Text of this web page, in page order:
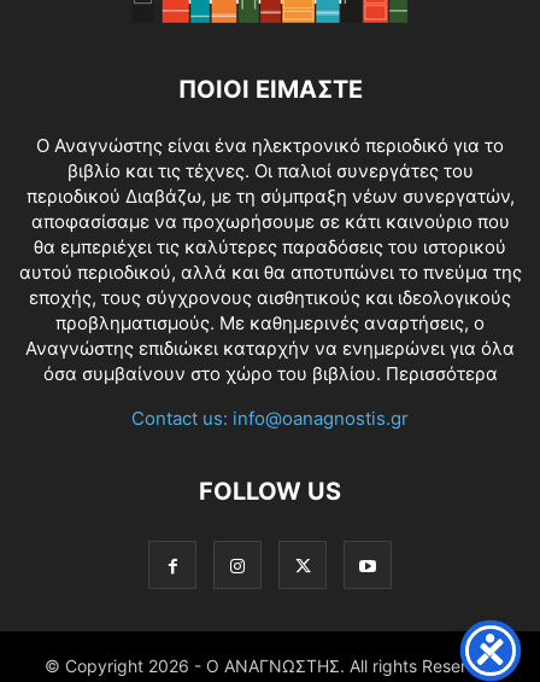
ΠΟΙΟΙ ΕΙΜΑΣΤΕ
O Αναγνώστης είναι ένα ηλεκτρονικό περιοδικό για το
βιβλίο και τις τέχνες. Οι παλιοί συνεργάτες του
περιοδικού Διαβάζω, με τη σύμπραξη νέων συνεργατών,
αποφασίσαμε να προχωρήσουμε σε κάτι καινούριο που
θα εμπεριέχει τις καλύτερες παραδόσεις του ιστορικού
αυτού περιοδικού, αλλά και θα αποτυπώνει το πνεύμα της
εποχής, τους σύγχρονους αισθητικούς και ιδεολογικούς
προβληματισμούς. Με καθημερινές αναρτήσεις, ο
Αναγνώστης επιδιώκει καταρχήν να ενημερώνει για όλα
όσα συμβαίνουν στο χώρο του βιβλίου. Περισσότερα
Contact us: info@oanagnostis.gr
FOLLOW US
© Copyright 2026 - Ο ΑΝΑΓΝΩΣΤΗΣ. All rights Reserved